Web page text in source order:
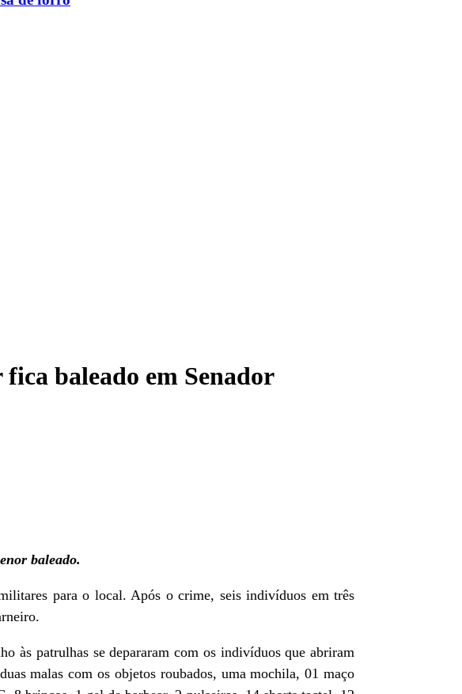
baleado em Senador
baleado.
para o local. Após o crime, seis indivíduos em três
às patrulhas se depararam com os indivíduos que abriram
malas com os objetos roubados, uma mochila, 01 maço